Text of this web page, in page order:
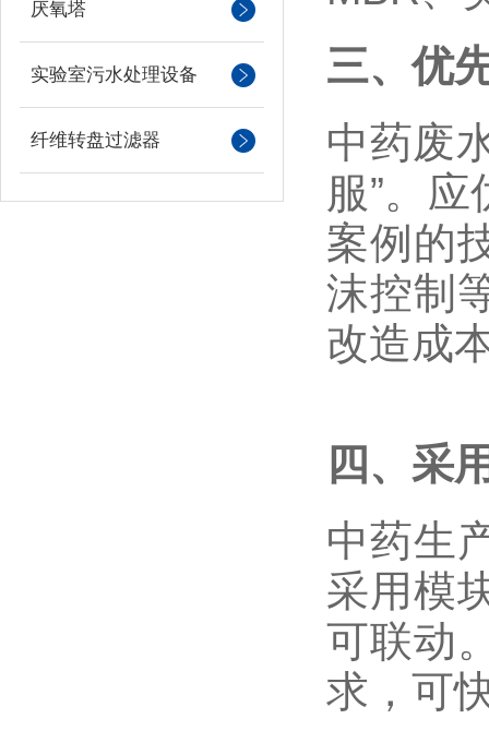
厌氧塔
实验室污水处理设备
纤维转盘过滤器
三、优
中药废
服”。
案例的
沫控制
改造成
四、采
中药生
采用模
可联动
求，可